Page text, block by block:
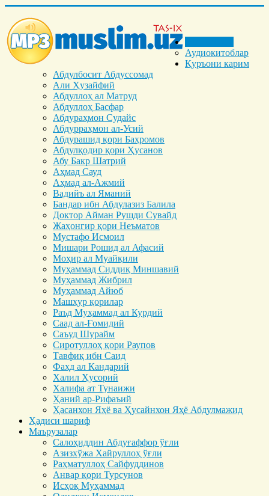
Аудиокитоблар
Қуръони карим
Абдулбосит Абдуссомад
Али Ҳузайфий
Абдуллоҳ ал Матруд
Абдуллоҳ Басфар
Абдураҳмон Судайс
Абдурраҳмон ал-Усий
Абдурашид қори Баҳромов
Абдулқодир қори Ҳусанов
Абу Бакр Шатрий
Аҳмад Сауд
Аҳмад ал-Ажмий
Вадийъ ал Яманий
Бандар ибн Абдулазиз Балила
Доктор Айман Рушди Сувайд
Жаҳонгир қори Неъматов
Мустафо Исмоил
Мишари Рошид ал Афасий
Моҳир ал Муайқили
Муҳаммад Cиддиқ Миншавий
Муҳаммад Жибрил
Муҳаммад Айюб
Машҳур қорилар
Раъд Муҳаммад ал Курдий
Саад ал-Ғомидий
Саъуд Шурайм
Сиротуллоҳ қори Раупов
Тавфиқ ибн Саид
Фаҳд ал Кандарий
Халил Ҳусорий
Халифа ат Тунаижи
Ҳаний ар-Рифаъий
Ҳасанхон Яҳё ва Ҳусайнхон Яҳё Абдулмажид
Ҳадиси шариф
Маърузалар
Салоҳиддин Абдуғаффор ўғли
Азизхўжа Хайруллоҳ ўғли
Раҳматуллоҳ Сайфуддинов
Анвар қори Турсунов
Исҳоқ Муҳаммад